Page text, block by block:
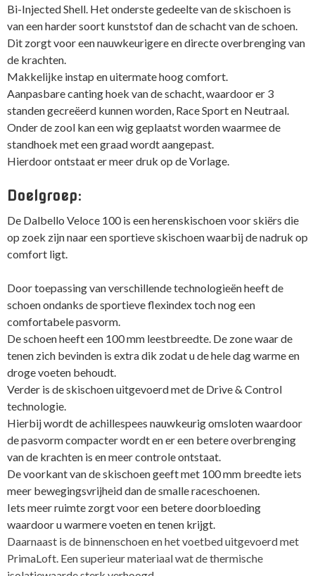
Bi-Injected Shell. Het onderste gedeelte van de skischoen is
van een harder soort kunststof dan de schacht van de schoen.
Dit zorgt voor een nauwkeurigere en directe overbrenging van
de krachten.
Makkelijke instap en uitermate hoog comfort.
Aanpasbare canting hoek van de schacht, waardoor er 3
standen gecreëerd kunnen worden, Race Sport en Neutraal.
Onder de zool kan een wig geplaatst worden waarmee de
standhoek met een graad wordt aangepast.
Hierdoor ontstaat er meer druk op de Vorlage.
Doelgroep:
De Dalbello Veloce 100is een herenskischoen voor skiërs die
op zoek zijn naar een sportieve skischoen waarbij de nadruk op
comfort ligt.
Door toepassing van verschillende technologieën heeft de
schoen ondanks de sportieve flexindex toch nog een
comfortabele pasvorm.
De schoen heeft een 100 mm leestbreedte. De zone waar de
tenen zich bevinden is extra dik zodat u de hele dag warme en
droge voeten behoudt.
Verder is de skischoen uitgevoerd met de Drive & Control
technologie.
Hierbij wordt de achillespees nauwkeurig omsloten waardoor
de pasvorm compacter wordt en er een betere overbrenging
van de krachten is en meer controle ontstaat.
De voorkant van de skischoen geeft met 100 mm breedte iets
meer bewegingsvrijheid dan de smalle raceschoenen.
Iets meer ruimte zorgt voor een betere doorbloeding
waardoor u warmere voeten en tenen krijgt.
Daarnaast is de binnenschoen en het voetbed uitgevoerd met
PrimaLoft. Een superieur materiaal wat de thermische